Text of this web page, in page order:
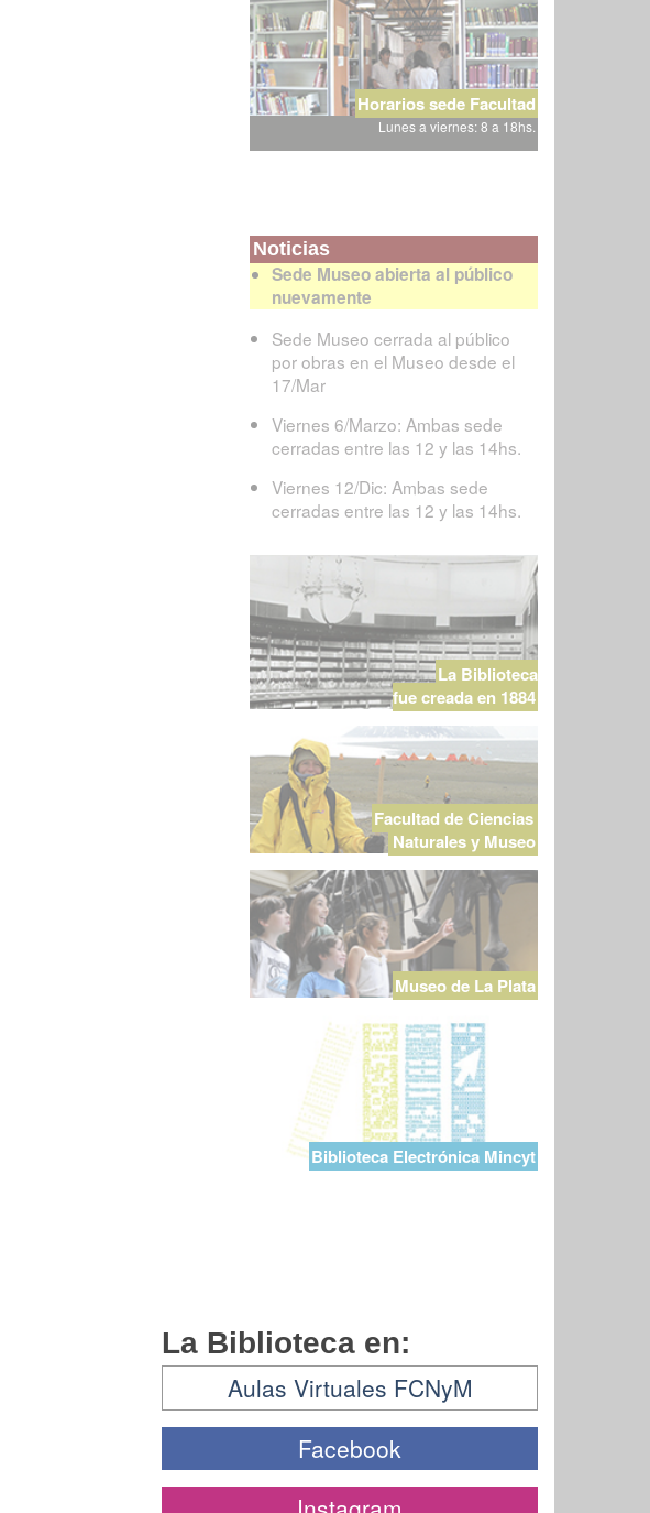
Horarios sede Facultad
Lunes a viernes: 8 a 18hs.
Noticias
Sede Museo abierta al público
nuevamente
Sede Museo cerrada al público
por obras en el Museo desde el
17/Mar
Viernes 6/Marzo: Ambas sede
cerradas entre las 12 y las 14hs.
Viernes 12/Dic: Ambas sede
cerradas entre las 12 y las 14hs.
La Biblioteca
fue creada en 1884
Facultad de Ciencias
Naturales y Museo
Museo de La Plata
Biblioteca Electrónica Mincyt
La Biblioteca en:
Aulas Virtuales FCNyM
Facebook